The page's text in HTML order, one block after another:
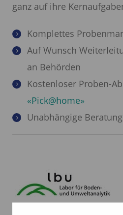
ganz auf ihre
Komplettes
Auf Wunsch
an Behörden
Kostenloser Proben-
«Pick@home»
Unabhängige Beratung